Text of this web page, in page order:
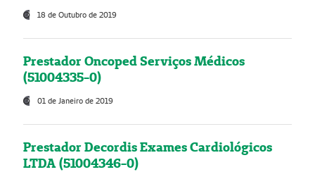
18 de Outubro de 2019
Prestador Oncoped Serviços Médicos
(51004335-0)
01 de Janeiro de 2019
Prestador Decordis Exames Cardiológicos
LTDA (51004346-0)